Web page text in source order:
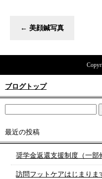
← 美顔鍼写真
ブログトップ
最近の投稿
奨学金返還支援制度（一部
訪問フットケアはじまりま